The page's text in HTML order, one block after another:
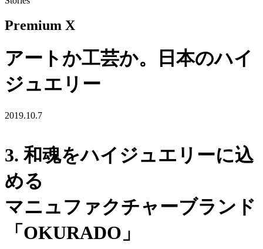
Premium X
アートか工芸か。日本のハイ
ジュエリー
2019.10.7
3. 和魂をハイジュエリーに込
める
マニュファクチャーブランド
「OKURADO」